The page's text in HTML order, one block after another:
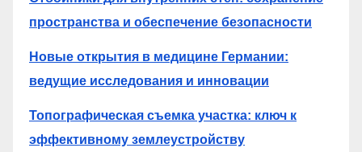
пространства и обеспечение безопасности
Новые открытия в медицине Германии:
ведущие исследования и инновации
Топографическая съемка участка: ключ к
эффективному землеустройству